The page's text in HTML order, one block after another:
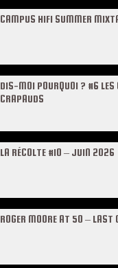
CAMPUS HIFI SUMMER
DIS-MOI POURQUOI ? #6 LES
CRAPAUDS
LA RÉCOLTE #10 – JUIN 2026
ROGER MOORE AT 50 –